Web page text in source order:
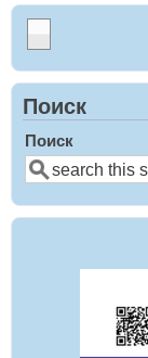
Поиск
Поиск